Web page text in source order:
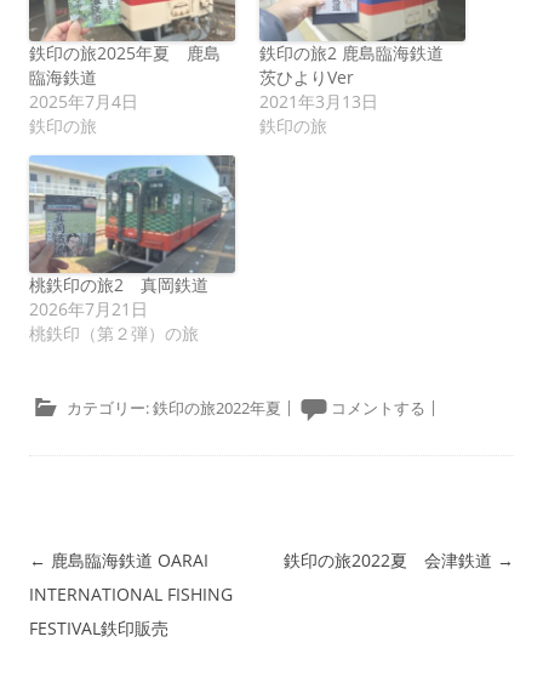
鉄印の旅2025年夏 鹿島
臨海鉄道
2025年7月4日
鉄印の旅
鉄印の旅2 鹿島臨海鉄道
茨ひよりVer
2021年3月13日
鉄印の旅
桃鉄印の旅2 真岡鉄道
2026年7月21日
桃鉄印（第２弾）の旅
カテゴリー:鉄印の旅2022年夏 | コメントする |
投稿ナビゲーション
← 鹿島臨海鉄道 OARAI
INTERNATIONAL FISHING
FESTIVAL鉄印販売
鉄印の旅2022夏 会津鉄道 →